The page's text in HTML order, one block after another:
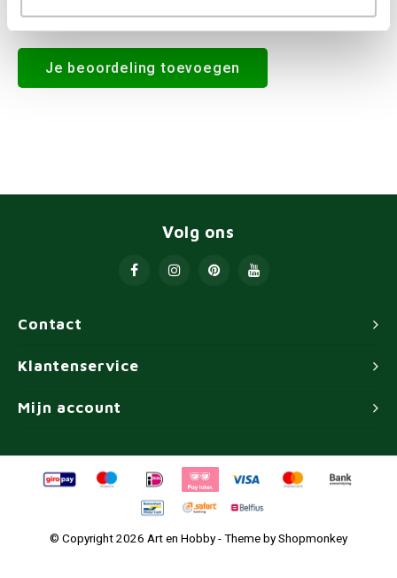
Alle reviews
Je beoordeling toevoegen
Contact
Volg ons
Klantenservice
Mijn account
© Copyright 2026 Art en Hobby - Theme byShopmonkey